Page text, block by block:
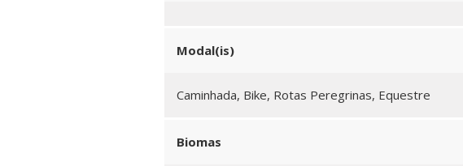
Modal(is)
Caminhada, Bike, Rotas Peregrinas, Equestre
Biomas